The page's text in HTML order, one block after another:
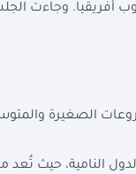
أفريقيا. وجاءت
الصغيرة
النامية، حيث تُعد